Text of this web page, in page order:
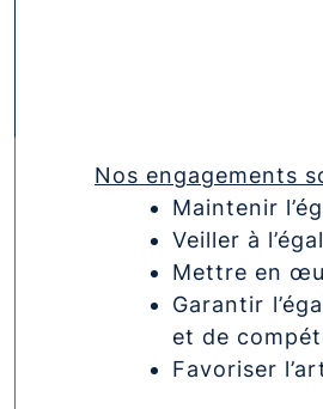
Nos engagements
Maintenir
Veiller à
Mettre en
Garantir
et de
Favoriser